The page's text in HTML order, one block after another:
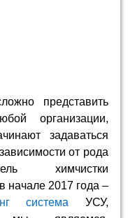
представить
организации,
задаваться
от рода
химчистки
начале 2017 года –
система УСУ,